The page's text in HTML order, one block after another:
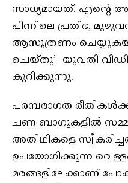
സാധ്യമായത്. എൻ്റെ
പിന്നിലെ പ്രതിഭ,
ആസൂത്രണം
ചെയ്തു’- യുവതി
കുറിക്കുന്നു.
പരമ്പരാഗത
ചണ ബാഗുകളിൽ
അതിഥികളെ
ഉപയോഗിക്കുന്ന
മരങ്ങളിലേക്കാണ്